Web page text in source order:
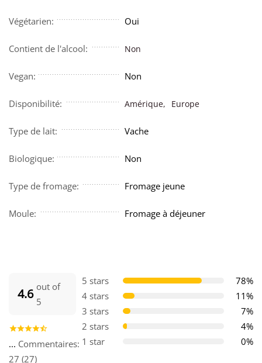
Végétarien: Oui
Contient de l'alcool: Non
Vegan: Non
Disponibilité: Amérique, Europe
Type de lait: Vache
Biologique: Non
Type de fromage: Fromage jeune
Moule: Fromage à déjeuner
4.6 out of
5
... Commentaires:
27 (27)
5 stars
78%
4 stars
11%
3 stars
7%
2 stars
4%
1 star
0%